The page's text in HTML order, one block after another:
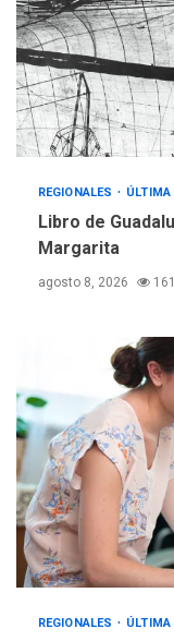
3
4
REGIONALES ÚLTIMA
Libro de
Margarita
agosto 8, 2026 161
REGIONALES ÚLTIMA